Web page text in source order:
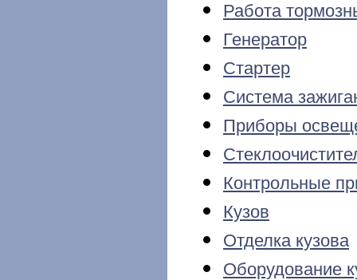
Работа
Генератор
Стартер
Система
Приборы
Контрольные
Кузов
Отделка кузова
Оборудование